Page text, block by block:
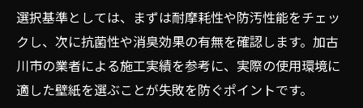
選択基準としては、まずは耐摩耗性や防汚性能をチェッ
クし、次に抗菌性や消臭効果の有無を確認します。加古
川市の業者による施工実績を参考に、実際の使用環境に
適した壁紙を選ぶことが失敗を防ぐポイントです。